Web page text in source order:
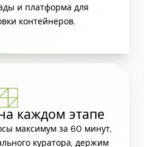
и платформа для
контейнеров.
каждом этапе
максимум за 60 минут,
куратора, держим